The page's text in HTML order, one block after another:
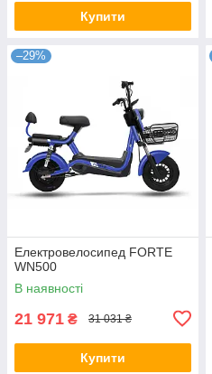
Купити
–29%
Електровелосипед FORTE
WN500
В наявності
21 971 ₴ 31 031 ₴
Купити